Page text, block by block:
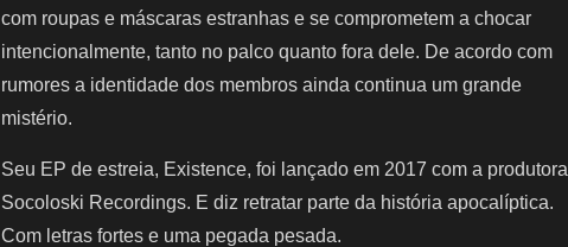
com roupas e máscaras estranhas e se comprometem a chocar
intencionalmente, tanto no palco quanto fora dele. De acordo com
rumores a identidade dos membros ainda continua um grande
mistério.
Seu EP de estreia, Existence, foi lançado em 2017 com a produtora
Socoloski Recordings. E diz retratar parte da história apocalíptica.
Com letras fortes e uma pegada pesada.